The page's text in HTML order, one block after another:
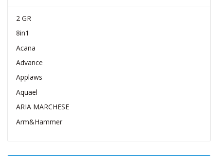
2 GR
8in1
Acana
Advance
Applaws
Aquael
ARIA MARCHESE
Arm&Hammer